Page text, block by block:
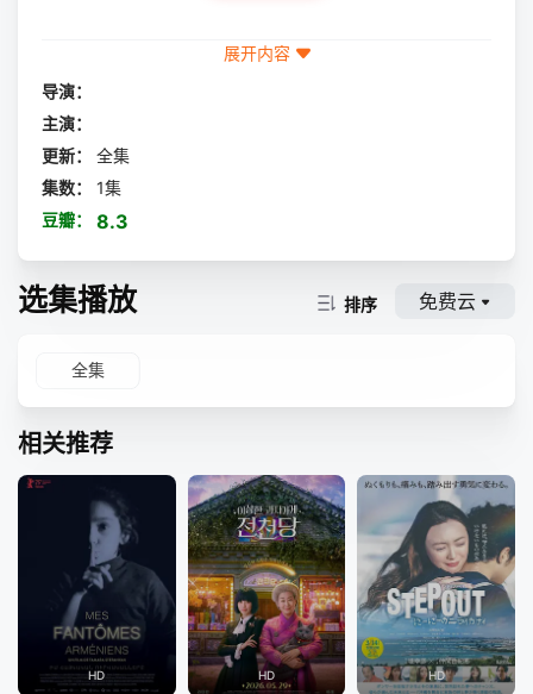
展开内容
导演：
主演：
更新：
全集
集数：
1集
豆瓣：
8.3
选集播放 排序 免费云
全集
相关推荐
HD HD HD